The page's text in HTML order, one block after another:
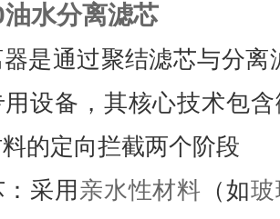
水分离滤芯
是通过聚结滤芯与分离
设备 ，其核心技术包
的定向拦截两个阶段
采用 亲水性材料 （如